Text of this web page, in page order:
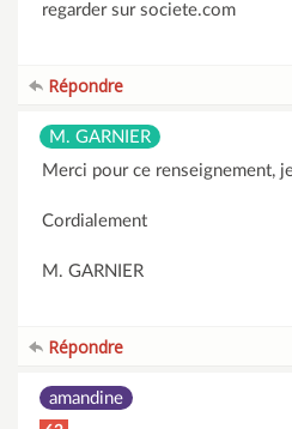
regarder sur societe.com
Répondre
M. GARNIER
Merci pour ce renseignement,
Cordialement
M. GARNIER
Répondre
amandine